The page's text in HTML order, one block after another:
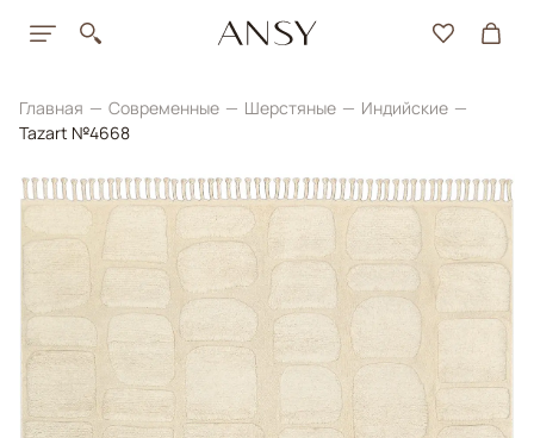
Главная Современные Шерстяные
Индийские
Tazart №4668